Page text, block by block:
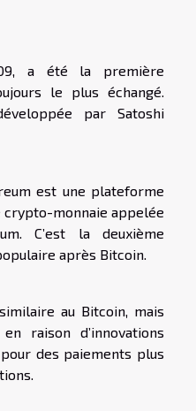
a été la première
le plus échangé.
par Satoshi
est une plateforme
crypto-monnaie appelée
C’est la deuxième
après Bitcoin.
au Bitcoin, mais
raison d’innovations
des paiements plus